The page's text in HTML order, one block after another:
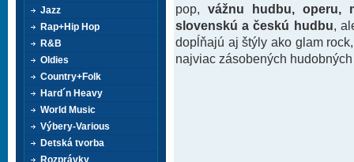
pop, vážnu hudbu, operu,
slovenskú a českú hudbu ,
dopĺňajú aj štýly ako glam
najviac zásobených
Jazz
Rap+Hip Hop
R&B
Oldies
Country+Folk
Hard´n Heavy
World Music
Výbery-Various
Detská tvorba
Rozprávky